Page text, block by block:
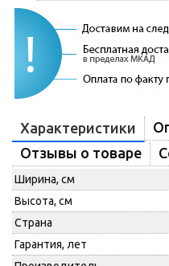
Характеристики
Отзывы о товаре
Ширина, см
Высота, см
Страна
Гарантия, лет